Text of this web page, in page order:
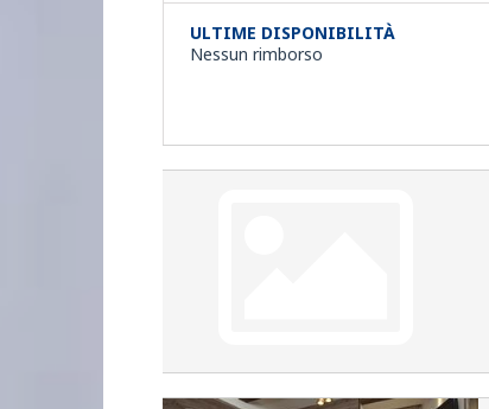
ULTIME DISPONIBILITÀ
Nessun rimborso